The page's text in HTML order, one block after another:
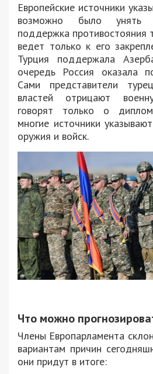
Европейские источники
возможно было унять
поддержка противостояния
ведет только к его
Турция поддержала
очередь Россия оказала
Сами представители
властей отрицают
говорят только о
многие источники
оружия и войск.
Что можно
Члены Европарламента
вариантам причин
они придут в итоге: